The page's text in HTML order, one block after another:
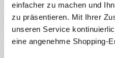
einfacher zu machen und
zu präsentieren. Mit Ihrer
unseren Service
eine angenehme Shopping-
Downloads
Bewertungen